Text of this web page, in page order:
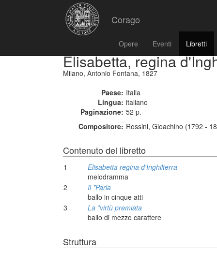
Corago
Opere Eventi Libretti
Elisabetta, regina
Milano, Antonio Fontana, 1827
Paese: Italia
Lingua: italiano
Paginazione: 52 p.
Compositore: Rossini, Gioachino (1792 -
Contenuto del libretto
1
Elisabetta regina d'Inghilterra
melodramma
2
Il *Paria
ballo in cinque atti
3
La *virtù premiata
ballo di mezzo carattere
Struttura